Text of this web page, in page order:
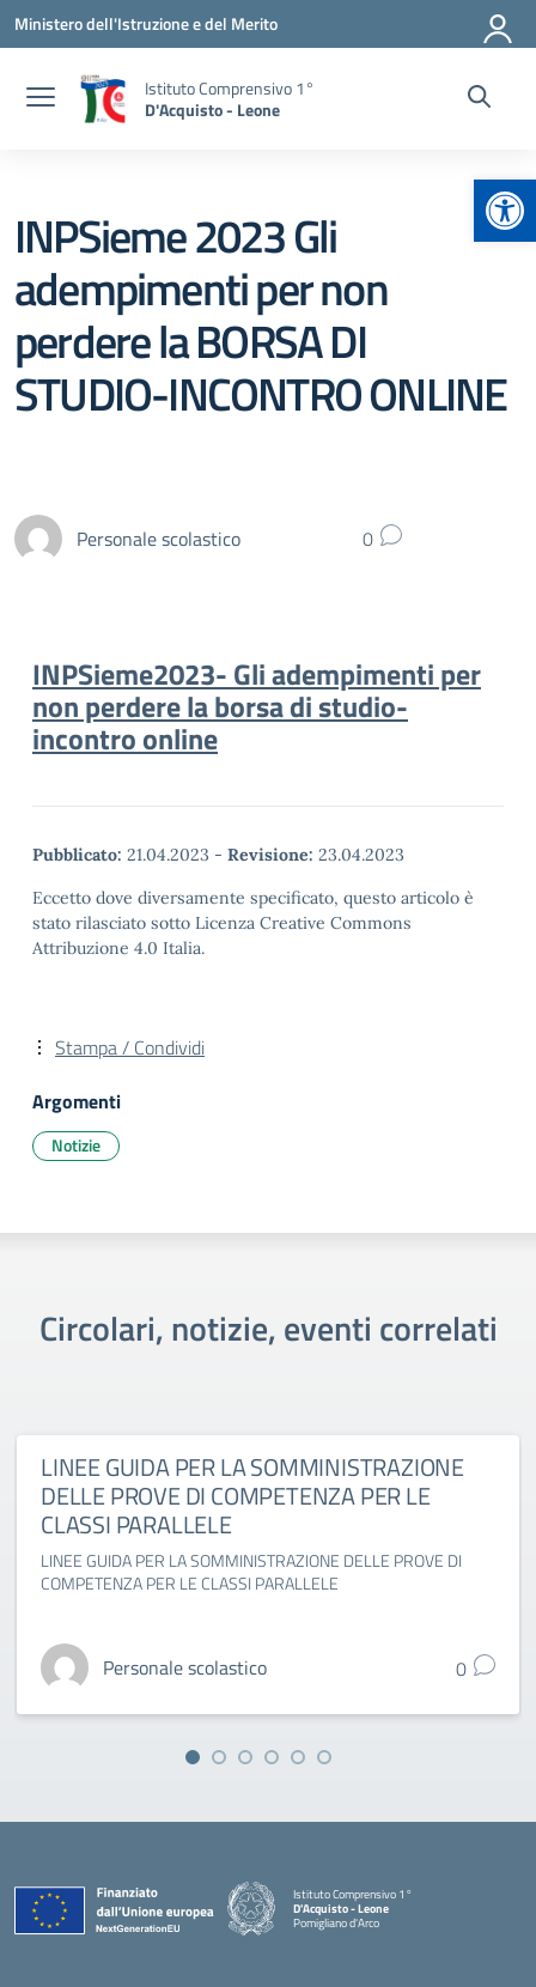
Vai ai contenuti
Vai al menu di navigazione
Vai al footer
Ministero dell'Istruzione e del Merito
Istituto Comprensivo 1°
D'Acquisto - Leone
INPSieme 2023 Gli
adempimenti per non
perdere la BORSA DI
STUDIO-INCONTRO ONLINE
Personale scolastico 0
INPSieme2023- Gli adempimenti per
non perdere la borsa di studio-
incontro online
Pubblicato: 21.04.2023 - Revisione: 23.04.2023
Eccetto dove diversamente specificato, questo articolo è
stato rilasciato sotto Licenza Creative Commons
Attribuzione 4.0 Italia.
Stampa / Condividi
Argomenti
Notizie
Circolari, notizie, eventi correlati
LINEE GUIDA PER LA SOMMINISTRAZIONE
DELLE PROVE DI COMPETENZA PER LE
CLASSI PARALLELE
LINEE GUIDA PER LA SOMMINISTRAZIONE DELLE PROVE DI
COMPETENZA PER LE CLASSI PARALLELE
Personale scolastico 0
Istituto Comprensivo 1°
D'Acquisto - Leone
Pomigliano d'Arco
— Visita la pagina iniziale della scuola